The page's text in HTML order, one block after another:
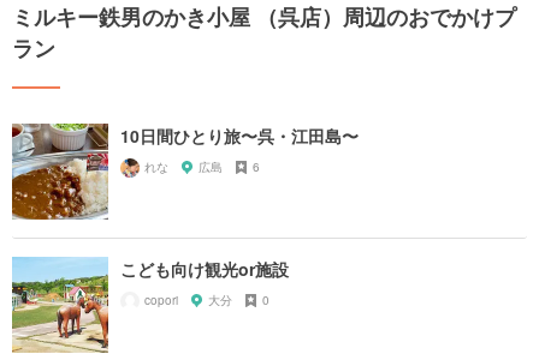
ミルキー鉄男のかき小屋 （呉店）周辺のおでかけプ
ラン
10日間ひとり旅〜呉・江田島〜
れな 広島 6
こども向け観光or施設
copori 大分 0